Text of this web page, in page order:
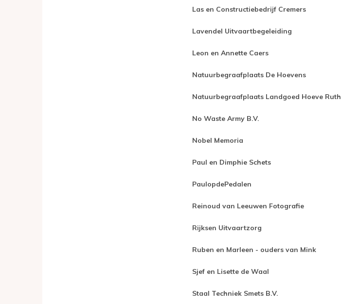
Las en Constructiebedrijf Cremers
Lavendel Uitvaartbegeleiding
Leon en Annette Caers
Natuurbegraafplaats De Hoevens
Natuurbegraafplaats Landgoed Hoeve Ruth
No Waste Army B.V.
Nobel Memoria
Paul en Dimphie Schets
PaulopdePedalen
Reinoud van Leeuwen Fotografie
Rijksen Uitvaartzorg
Ruben en Marleen - ouders van Mink
Sjef en Lisette de Waal
Staal Techniek Smets B.V.